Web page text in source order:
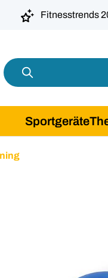
Fitnesstrends
Sportgeräte